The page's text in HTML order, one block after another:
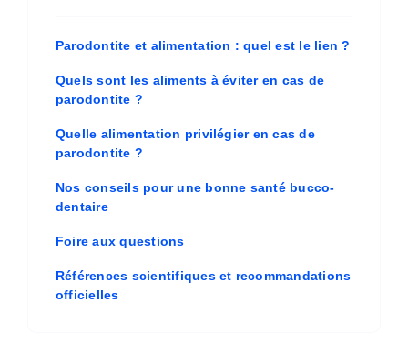
Parodontite et alimentation : quel est le lien ?
Quels sont les aliments à éviter en cas de
parodontite ?
Quelle alimentation privilégier en cas de
parodontite ?
Nos conseils pour une bonne santé bucco-
dentaire
Foire aux questions
Références scientifiques et recommandations
officielles